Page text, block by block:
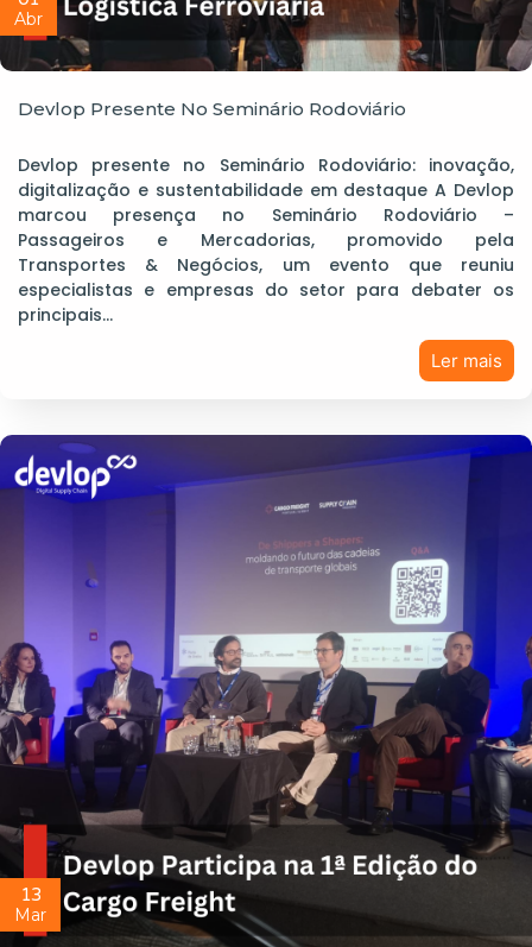
Abr
Devlop Presente No Seminário Rodoviário
Devlop presente no Seminário Rodoviário: inovação,
digitalização e sustentabilidade em destaque A Devlop
marcou presença no Seminário Rodoviário –
Passageiros e Mercadorias, promovido pela
Transportes & Negócios, um evento que reuniu
especialistas e empresas do setor para debater os
principais…
Ler mais
13
Mar